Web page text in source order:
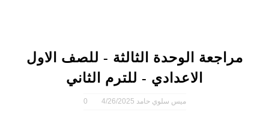
مراجعة الوحدة الثالثة - للصف الاول
الاعدادي - للترم الثاني
ميس سلوي حامد 4/26/2025
0